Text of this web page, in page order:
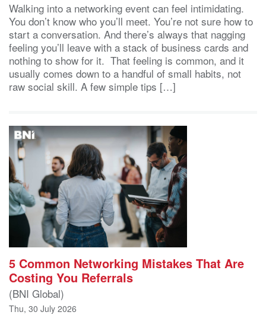
Walking into a networking event can feel intimidating.
You don’t know who you’ll meet. You’re not sure how to
start a conversation. And there’s always that nagging
feeling you’ll leave with a stack of business cards and
nothing to show for it. That feeling is common, and it
usually comes down to a handful of small habits, not
raw social skill. A few simple tips […]
5 Common Networking Mistakes That Are
Costing You Referrals
(BNI Global)
Thu, 30 July 2026